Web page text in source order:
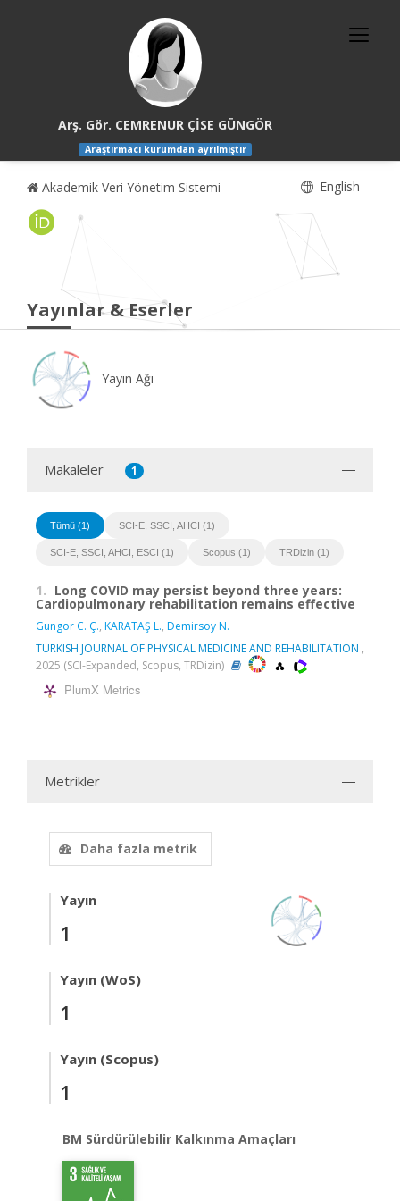
Arş. Gör. CEMRENUR ÇİSE GÜNGÖR
Araştırmacı kurumdan ayrılmıştır
Akademik Veri Yönetim Sistemi English
Yayınlar & Eserler
Yayın Ağı
Makaleler 1
Tümü (1) SCI-E, SSCI, AHCI (1)
SCI-E, SSCI, AHCI, ESCI (1) Scopus (1) TRDizin (1)
1. Long COVID may persist beyond three years:
Cardiopulmonary rehabilitation remains effective
Gungor C. Ç., KARATAŞ L., Demirsoy N.
TURKISH JOURNAL OF PHYSICAL MEDICINE AND REHABILITATION ,
2025 (SCI-Expanded, Scopus, TRDizin)
PlumX Metrics
Metrikler
Daha fazla metrik
Yayın
1
Yayın (WoS)
1
Yayın (Scopus)
1
BM Sürdürülebilir Kalkınma Amaçları